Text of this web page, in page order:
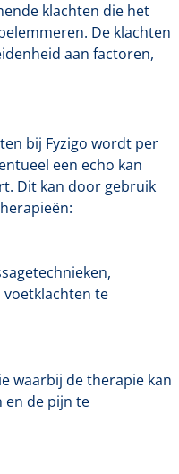
klachten die het
De klachten
aan factoren,
bij Fyzigo wordt per
een echo kan
Dit kan door gebruik
voetklachten te
waarbij de therapie kan
en de pijn te